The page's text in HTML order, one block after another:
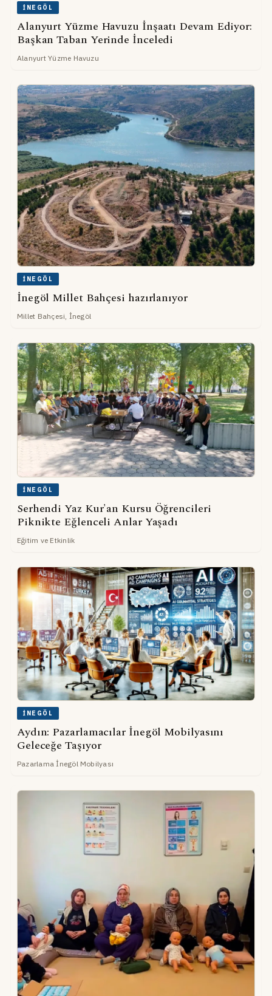
İNEGÖL
Alanyurt Yüzme Havuzu İnşaatı Devam Ediyor:
Başkan Taban Yerinde İnceledi
Alanyurt Yüzme Havuzu
İNEGÖL
İnegöl Millet Bahçesi hazırlanıyor
Millet Bahçesi, İnegöl
İNEGÖL
Serhendi Yaz Kur'an Kursu Öğrencileri
Piknikte Eğlenceli Anlar Yaşadı
Eğitim ve Etkinlik
İNEGÖL
Aydın: Pazarlamacılar İnegöl Mobilyasını
Geleceğe Taşıyor
Pazarlama İnegöl Mobilyası